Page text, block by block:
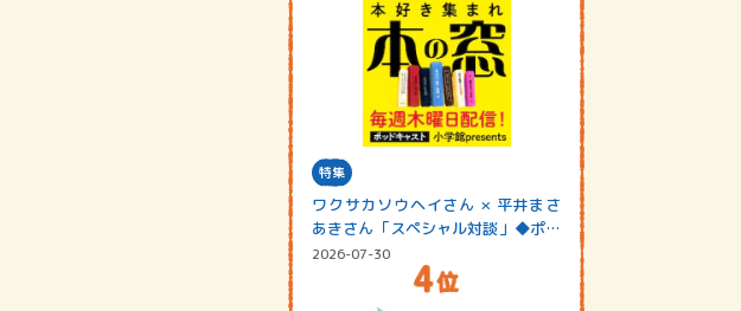
特集
ワクサカソウヘイさん × 平井まさ
あきさん「スペシャル対談」◆ポッ
ドキャスト…
2026-07-30